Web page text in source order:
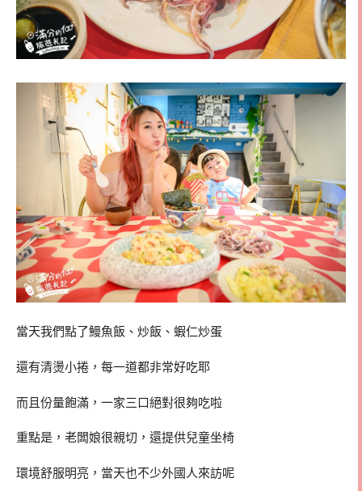
當天我們點了鰻魚飯、炒飯、蝦仁炒蛋
還有清燙小捲，每一道都非常好吃耶
而且份量飽滿，一家三口絕對很夠吃啦
重點是，老闆娘很親切，還提供兒童坐椅
環境舒服明亮，當天也不少外國人來訪呢